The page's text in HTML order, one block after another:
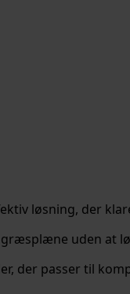
løsning, der
uden at
der passer til